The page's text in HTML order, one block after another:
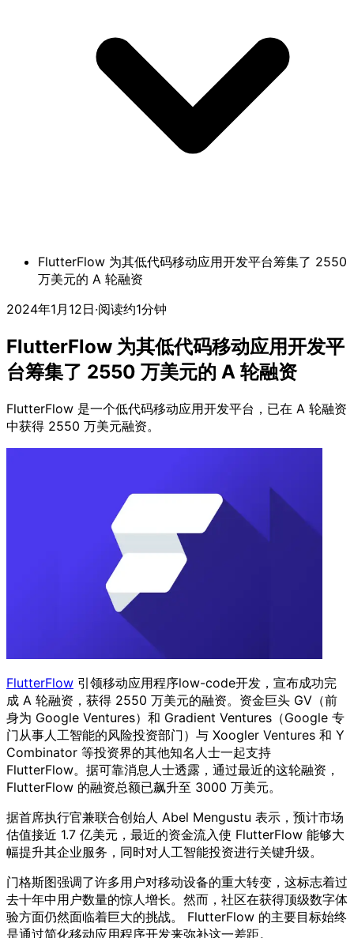
FlutterFlow 为其低代码移动应用开发平台筹集了 2550
万美元的 A 轮融资
2024年1月12日·阅读约1分钟
FlutterFlow 为其低代码移动应用开发平
台筹集了 2550 万美元的 A 轮融资
FlutterFlow 是一个低代码移动应用开发平台，已在 A 轮融资
中获得 2550 万美元融资。
FlutterFlow 引领移动应用程序low-code开发，宣布成功完
成 A 轮融资，获得 2550 万美元的融资。资金巨头 GV（前
身为 Google Ventures）和 Gradient Ventures（Google 专
门从事人工智能的风险投资部门）与 Xoogler Ventures 和 Y
Combinator 等投资界的其他知名人士一起支持
FlutterFlow。据可靠消息人士透露，通过最近的这轮融资，
FlutterFlow 的融资总额已飙升至 3000 万美元。
据首席执行官兼联合创始人 Abel Mengustu 表示，预计市场
估值接近 1.7 亿美元，最近的资金流入使 FlutterFlow 能够大
幅提升其企业服务，同时对人工智能投资进行关键升级。
门格斯图强调了许多用户对移动设备的重大转变，这标志着过
去十年中用户数量的惊人增长。然而，社区在获得顶级数字体
验方面仍然面临着巨大的挑战。 FlutterFlow 的主要目标始终
是通过简化移动应用程序开发来弥补这一差距。